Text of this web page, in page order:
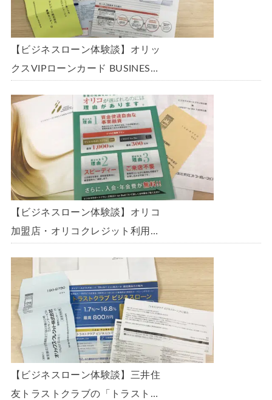
【ビジネスローン体験談】オリッ
クスVIPローンカード BUSINESS
の金利で借りられました。全手順
を丁寧に解説します。
【ビジネスローン体験談】オリコ
加盟店・オリコクレジット利用中
「オリコビジネスサポートプラ
ン」を使う方法がないか、問い合
わせてみた。
【ビジネスローン体験談】三井住
友トラストクラブの「トラストク